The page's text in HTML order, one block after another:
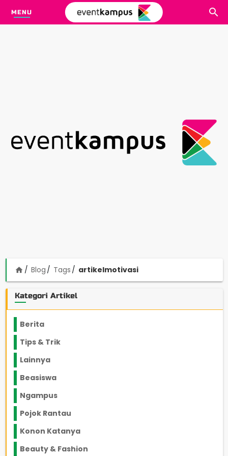
MENU
home Blog Tags artikelmotivasi
Kategori Artikel
Berita
Tips & Trik
Lainnya
Beasiswa
Ngampus
Pojok Rantau
Konon Katanya
Beauty & Fashion